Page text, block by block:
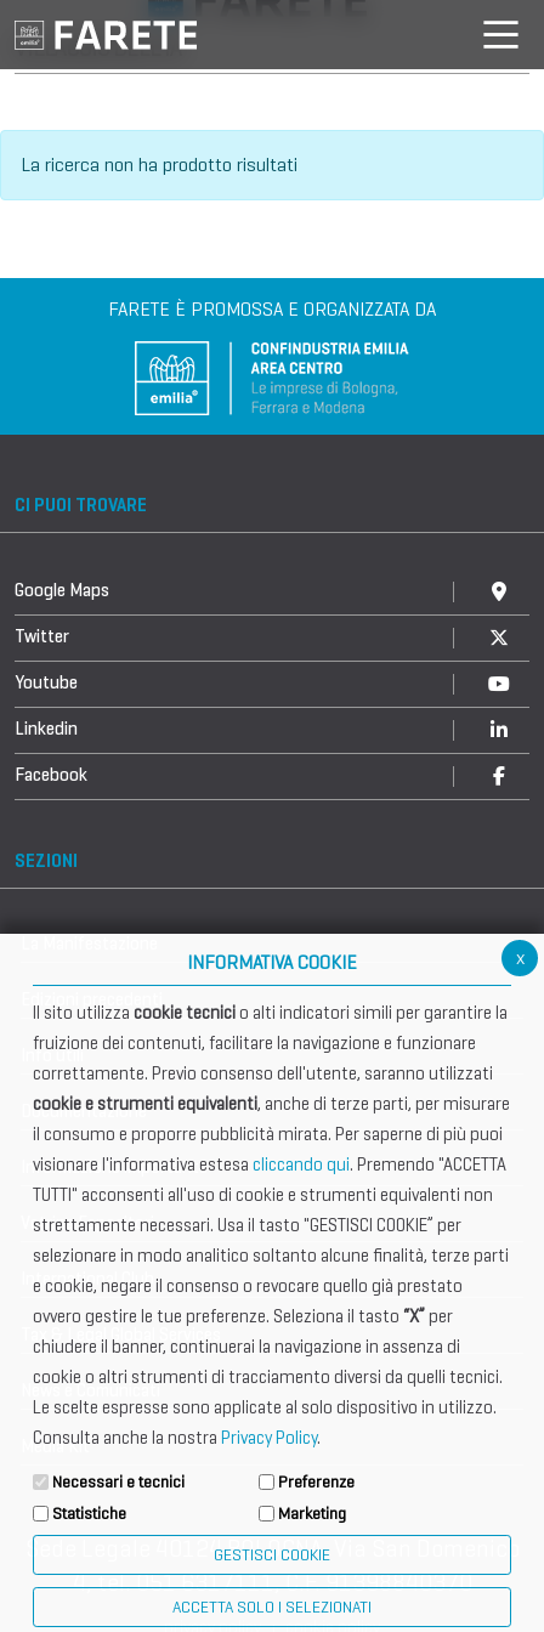
VILLAGGIO DELL'IA
La ricerca non ha prodotto risultati
FARETE È PROMOSSA E ORGANIZZATA DA
CI PUOI TROVARE
Google Maps
Twitter
Youtube
Linkedin
Facebook
SEZIONI
Info utili
Documentazione
Informazione importante
Vetrina Espositori
International Club
Tax & Legal Global Services
News e Comunicati
Media Kit
Sede Legale 40124 BOLOGNA, Via San Domenico
4, tel. 051 6317111, C.F. 91398840370
privacy policy cookie policy
x
INFORMATIVA COOKIE
Il sito utilizza cookie tecnicio alti indicatori simili per garantire la
fruizione dei contenuti, facilitare la navigazione e funzionare
correttamente. Previo consenso dell'utente, saranno utilizzati
cookie e strumenti equivalenti, anche di terze parti, per misurare
il consumo e proporre pubblicità mirata. Per saperne di più puoi
visionare l'informativa estesa cliccando qui. Premendo "ACCETTA
TUTTI" acconsenti all'uso di cookie e strumenti equivalenti non
strettamente necessari. Usa il tasto "GESTISCI COOKIE” per
selezionare in modo analitico soltanto alcune finalità, terze parti
e cookie, negare il consenso o revocare quello già prestato
ovvero gestire le tue preferenze. Seleziona il tasto “X” per
chiudere il banner, continuerai la navigazione in assenza di
cookie o altri strumenti di tracciamento diversi da quelli tecnici.
Le scelte espresse sono applicate al solo dispositivo in utilizzo.
Consulta anche la nostra Privacy Policy.
Necessari e tecnici
Preferenze
Statistiche
Marketing
GESTISCI COOKIE
ACCETTA SOLO I SELEZIONATI